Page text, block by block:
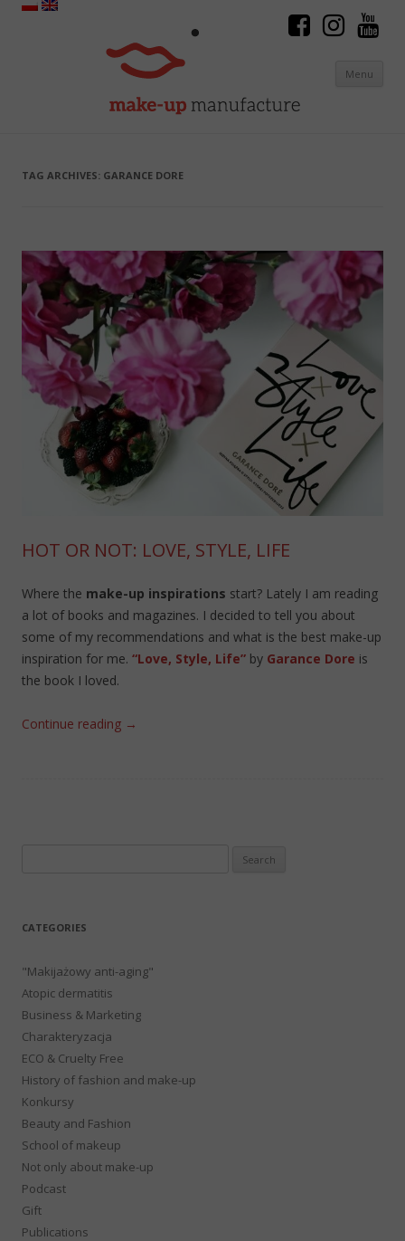
Menu
TAG ARCHIVES: GARANCE DORE
HOT OR NOT: LOVE, STYLE, LIFE
Where the make-up inspirations start? Lately I am reading
a lot of books and magazines. I decided to tell you about
some of my recommendations and what is the best make-up
inspiration for me. “Love, Style, Life” by Garance Dore is
the book I loved.
Continue reading →
CATEGORIES
"Makijażowy anti-aging"
Atopic dermatitis
Business & Marketing
Charakteryzacja
ECO & Cruelty Free
History of fashion and make-up
Konkursy
Beauty and Fashion
School of makeup
Not only about make-up
Podcast
Gift
Publications